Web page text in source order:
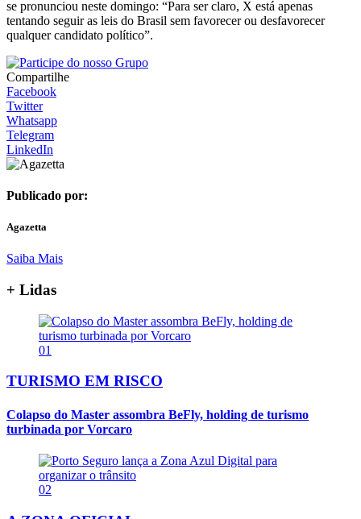
se pronunciou neste domingo: “Para ser claro, X está apenas
tentando seguir as leis do Brasil sem favorecer ou desfavorecer
qualquer candidato político”.
Compartilhe
Facebook
Twitter
Whatsapp
Telegram
LinkedIn
Publicado por:
Agazetta
Saiba Mais
+ Lidas
01
TURISMO EM RISCO
Colapso do Master assombra BeFly, holding de turismo
turbinada por Vorcaro
02